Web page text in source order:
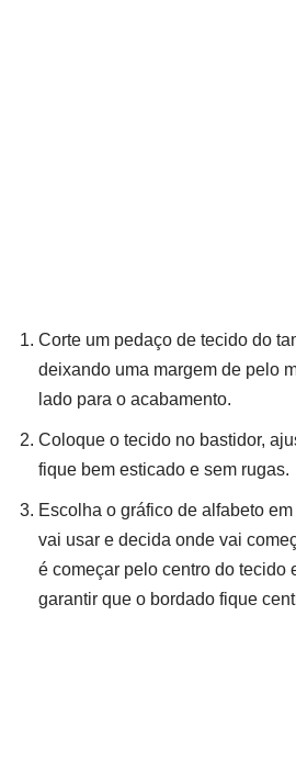
Corte um pedaço de tecido do
deixando uma margem de pelo
lado para o acabamento.
Coloque o tecido no bastidor,
fique bem esticado e sem rugas.
Escolha o gráfico de alfabeto
vai usar e decida onde vai
é começar pelo centro do tecido
garantir que o bordado fique